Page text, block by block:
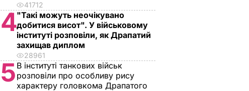
41712
4"Такі можуть неочікувано
добитися висот". У військовому
інституті розповіли, як Драпатий
захищав диплом
28961
5 В інституті танкових військ
розповіли про особливу рису
характеру головкома Драпатого